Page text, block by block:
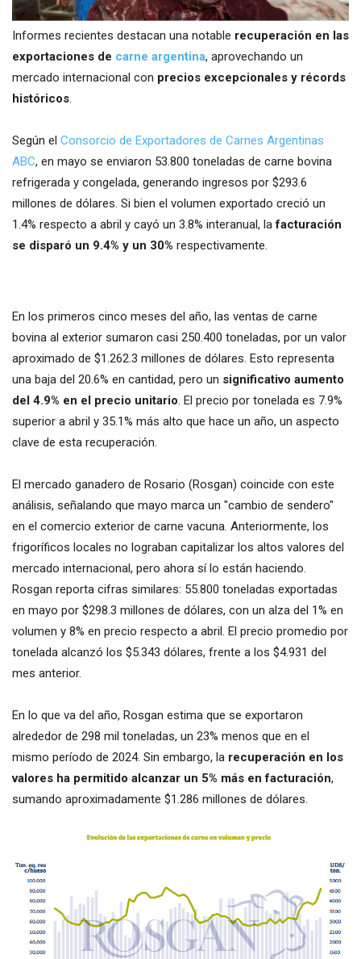
Informes recientes destacan una notable recuperación en las
exportaciones de carne argentina, aprovechando un
mercado internacional con precios excepcionales y récords
históricos.
Según el Consorcio de Exportadores de Carnes Argentinas
ABC, en mayo se enviaron 53.800 toneladas de carne bovina
refrigerada y congelada, generando ingresos por $293.6
millones de dólares. Si bien el volumen exportado creció un
1.4% respecto a abril y cayó un 3.8% interanual, lafacturación
se disparó un 9.4% y un 30% respectivamente.
En los primeros cinco meses del año, las ventas de carne
bovina al exterior sumaron casi 250.400 toneladas, por un valor
aproximado de $1.262.3 millones de dólares. Esto representa
una baja del 20.6% en cantidad, pero un significativo aumento
del 4.9% en el precio unitario. El precio por tonelada es 7.9%
superior a abril y 35.1% más alto que hace un año, un aspecto
clave de esta recuperación.
El mercado ganadero de Rosario (Rosgan) coincide con este
análisis, señalando que mayo marca un "cambio de sendero"
en el comercio exterior de carne vacuna. Anteriormente, los
frigoríficos locales no lograban capitalizar los altos valores del
mercado internacional, pero ahora sí lo están haciendo.
Rosgan reporta cifras similares: 55.800 toneladas exportadas
en mayo por $298.3 millones de dólares, con un alza del 1% en
volumen y 8% en precio respecto a abril. El precio promedio por
tonelada alcanzó los $5.343 dólares, frente a los $4.931 del
mes anterior.
En lo que va del año, Rosgan estima que se exportaron
alrededor de 298 mil toneladas, un 23% menos que en el
mismo período de 2024. Sin embargo, la recuperación en los
valores ha permitido alcanzar un 5% más en facturación,
sumando aproximadamente $1.286 millones de dólares.